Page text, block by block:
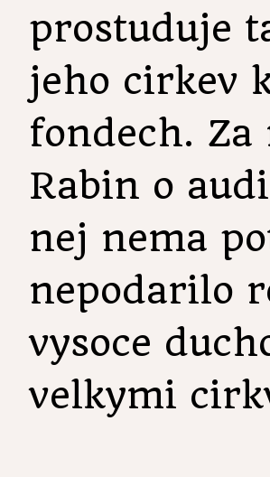
prostuduje
jeho cirkev
fondech.
Rabin o
nej nema
nepodarilo
vysoce
velkymi